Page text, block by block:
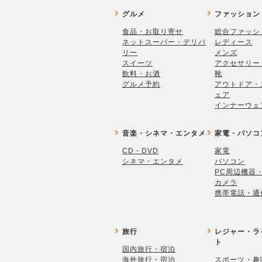
グルメ
食品・お取り寄せ
ネットスーパー・デリバ
リー
スイーツ
飲料・お酒
グルメ予約
ファッション
総合ファッシ
レディース
メンズ
アクセサリ
靴
アウトドア
ェア
インナーウェ
音楽・シネマ・エンタメ
CD・DVD
シネマ・エンタメ
家電・パソコ
家電
パソコン
PC周辺機器
カメラ
携帯電話・通
旅行
国内旅行・宿泊
海外旅行・宿泊
レジャー・
ト
スポーツ・趣